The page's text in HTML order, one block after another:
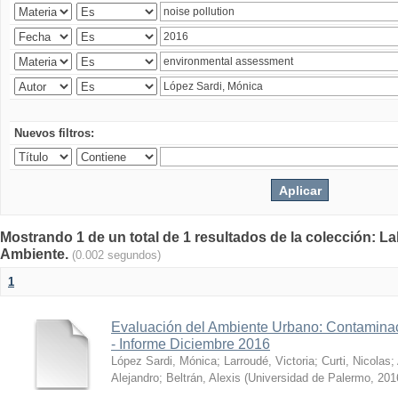
Nuevos filtros:
Mostrando 1 de un total de 1 resultados de la colección:
Ambiente. (0.002 segundos)
1
Evaluación del Ambiente Urbano:
- Informe Diciembre 2016
López Sardi, Mónica; Larroudé, Victoria; Curti, Nicolas;
Alejandro; Beltrán, Alexis (Universidad de Palermo,